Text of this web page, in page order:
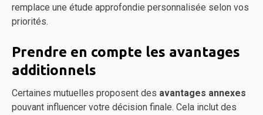
remplace une étude approfondie personnalisée selon vos
priorités.
Prendre en compte les avantages
additionnels
Certaines mutuelles proposent des avantages annexes
pouvant influencer votre décision finale. Cela inclut des